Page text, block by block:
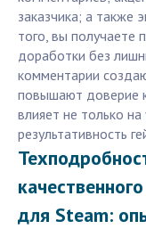
заказчика; а также
того, вы получаете
доработки без
комментарии
повышают доверие
влияет не только
результативность
для Steam: